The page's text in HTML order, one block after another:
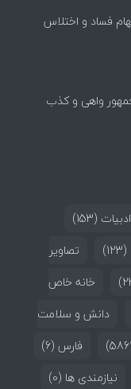
فساد و اختلاس
واهی و کذب
ادبیات (153)
(123)
تصاویر
خانه خاص
دانش و سلامت
فارس (6)
نیازمندی ها (0)